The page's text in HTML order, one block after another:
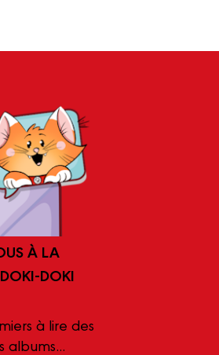
À LA
DOKI
à lire des
albums...